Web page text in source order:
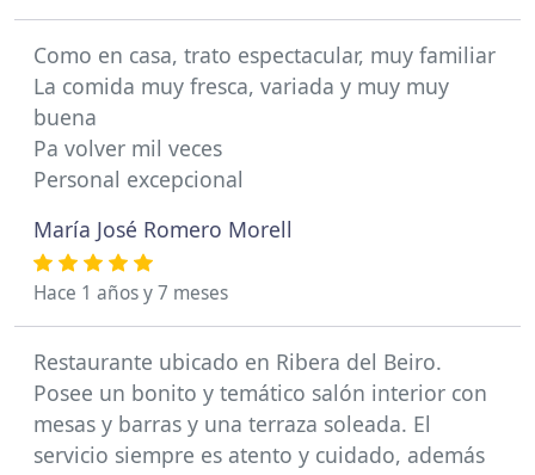
Como en casa, trato espectacular, muy familiar
La comida muy fresca, variada y muy muy
buena
Pa volver mil veces
Personal excepcional
María José Romero Morell
Hace 1 años y 7 meses
Restaurante ubicado en Ribera del Beiro.
Posee un bonito y temático salón interior con
mesas y barras y una terraza soleada. El
servicio siempre es atento y cuidado, además